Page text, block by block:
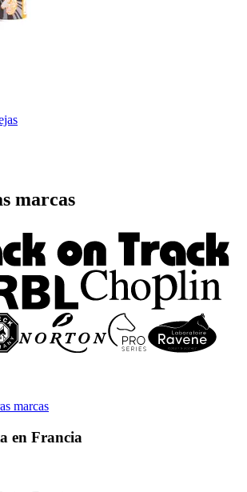
marcas
marcas
en Francia